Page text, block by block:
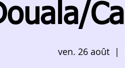
ven. 26 août
  |